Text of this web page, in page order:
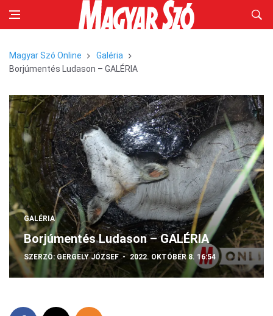
Magyar Szó Online
Galéria
Borjúmentés Ludason – GALÉRIA
GALÉRIA
Borjúmentés Ludason – GALÉRIA
SZERZŐ: GERGELY JÓZSEF 2022. OKTÓBER 8. 16:54